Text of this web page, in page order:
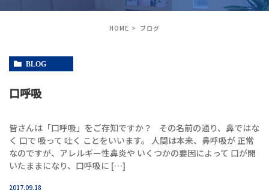
HOME ブログ
BLOG
口呼吸
皆さんは「口呼吸」をご存知ですか？ その名前の通り、鼻ではな
く 口で 吸って 吐く ことをいいます。 人間は本来、鼻呼吸が 正常
なのですが、アレルギー性鼻炎や いくつかの要因によって 口が開
いたままになり、口呼吸に […]
2017.09.18